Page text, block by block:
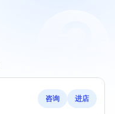
咨询 进店